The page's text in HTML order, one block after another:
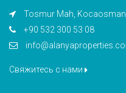
Tosmur Mah, Kocaosman
+90 532 300 53 08
Свяжитесь с нами